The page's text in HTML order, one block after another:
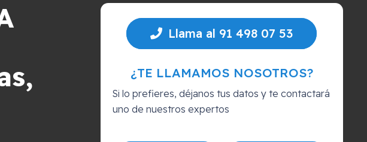
Llama al 91 498 07 53
¿TE LLAMAMOS NOSOTROS?
Si lo prefieres, déjanos tus datos y te contactará
uno de nuestros expertos